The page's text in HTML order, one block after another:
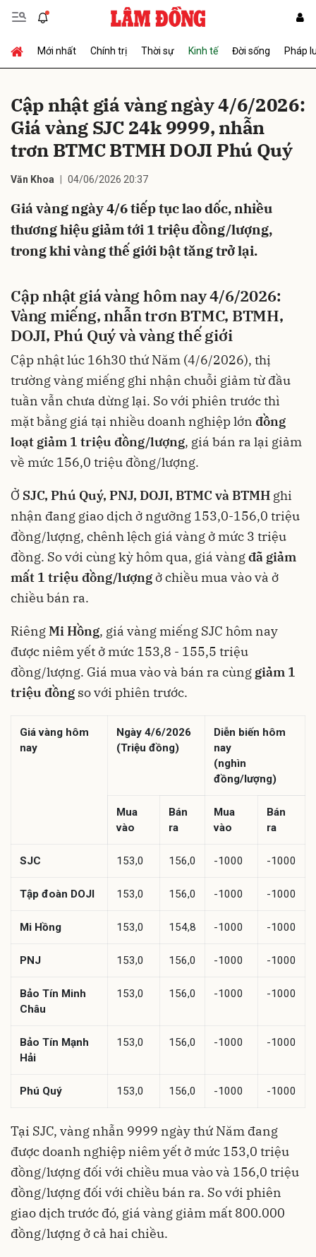
Mới nhất Chính trị Thời sự Kinh tế Đời sống Pháp
Cập nhật giá vàng ngày 4/6/2026:
Giá vàng SJC 24k 9999, nhẫn
trơn BTMC BTMH DOJI Phú Quý
Văn Khoa 04/06/2026 20:37
Giá vàng ngày 4/6 tiếp tục lao dốc, nhiều
thương hiệu giảm tới 1 triệu đồng/lượng,
trong khi vàng thế giới bật tăng trở lại.
Cập nhật giá vàng hôm nay 4/6/2026:
Vàng miếng, nhẫn trơn BTMC, BTMH,
DOJI, Phú Quý và vàng thế giới
Cập nhật lúc 16h30 thứ Năm (4/6/2026), thị
trường vàng miếng ghi nhận chuỗi giảm từ đầu
tuần vẫn chưa dừng lại. So với phiên trước thì
mặt bằng giá tại nhiều doanh nghiệp lớn đồng
loạt giảm 1 triệu đồng/lượng, giá bán ra lại giảm
về mức 156,0 triệu đồng/lượng.
Ở SJC, Phú Quý, PNJ, DOJI, BTMC và BTMH ghi
nhận đang giao dịch ở ngưỡng 153,0-156,0 triệu
đồng/lượng, chênh lệch giá vàng ở mức 3 triệu
đồng. So với cùng kỳ hôm qua, giá vàngđã giảm
mất 1 triệu đồng/lượngở chiều mua vào và ở
chiều bán ra.
RiêngMi Hồng, giá vàng miếng SJC hôm nay
được niêm yết ở mức 153,8 - 155,5 triệu
đồng/lượng. Giá mua vào và bán ra cùng giảm 1
triệu đồng so với phiên trước.
Giá vàng hôm
nay
Ngày 4/6/2026
(Triệu đồng)
Diễn biến hôm
nay
(nghìn
đồng/lượng)
Mua
vào
Bán
ra
Mua
vào
Bán
ra
SJC 153,0 156,0 -1000 -1000
Tập đoàn DOJI 153,0 156,0 -1000 -1000
Mi Hồng 153,0 154,8 -1000 -1000
PNJ 153,0 156,0 -1000 -1000
Bảo Tín Minh
Châu
153,0 156,0 -1000 -1000
Bảo Tín Mạnh
Hải
153,0 156,0 -1000 -1000
Phú Quý 153,0 156,0 -1000 -1000
Tại SJC, vàng nhẫn 9999 ngày thứ Năm đang
được doanh nghiệp niêm yết ở mức 153,0 triệu
đồng/lượng đối với chiều mua vào và 156,0 triệu
đồng/lượng đối với chiều bán ra. So với phiên
giao dịch trước đó, giá vàng giảm mất 800.000
đồng/lượng ở cả hai chiều.
Gửi bình luận
Hủy